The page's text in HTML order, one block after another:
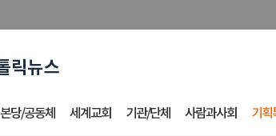
본당/공동체 세계교회 기관/단체 사람과사회 기획